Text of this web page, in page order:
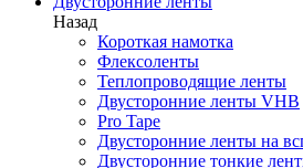
Назад
Короткая намотка
Флексоленты
Теплопроводящие ленты
Двусторонние ленты VHB
Pro Tape
Двусторонние ленты на
Двусторонние тонкие